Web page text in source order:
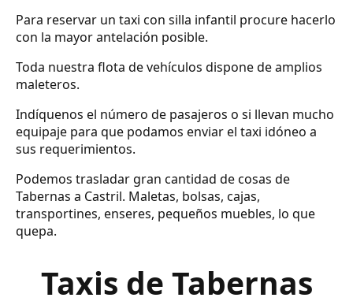
Para reservar un taxi con silla infantil procure hacerlo
con la mayor antelación posible.
Toda nuestra flota de vehículos dispone de amplios
maleteros.
Indíquenos el número de pasajeros o si llevan mucho
equipaje para que podamos enviar el taxi idóneo a
sus requerimientos.
Podemos trasladar gran cantidad de cosas de
Tabernas a Castril. Maletas, bolsas, cajas,
transportines, enseres, pequeños muebles, lo que
quepa.
Taxis de Tabernas